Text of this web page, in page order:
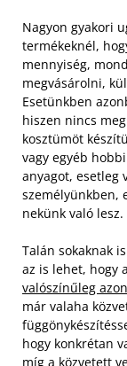
Nagyon gyakori
termékeknél,
mennyiség,
megvásárolni,
Esetünkben
hiszen nincs
kosztümöt
vagy egyéb
anyagot, esetleg
személyünkben,
nekünk való lesz.
Talán sokaknak
az is lehet, hogy
valószínűleg
már valaha
hogy konkrétan
míg a közvetett